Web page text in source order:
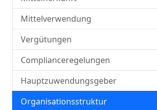
Mittelverwendung
Vergütungen
Complianceregelungen
Hauptzuwendungsgeber
Organisationsstruktur